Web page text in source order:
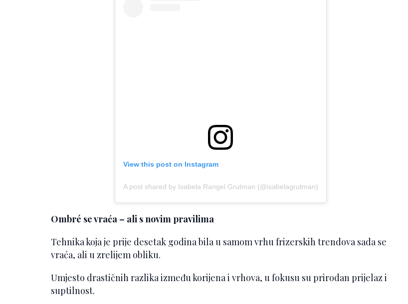
View this post on Instagram
A post shared by Isabela Rangel Grutman (@isabelagrutman)
Ombré se vraća – ali s novim pravilima
Tehnika koja je prije desetak godina bila u samom vrhu frizerskih trendova sada se
vraća, ali u zrelijem obliku.
Umjesto drastičnih razlika između korijena i vrhova, u fokusu su prirodan prijelaz i
suptilnost.